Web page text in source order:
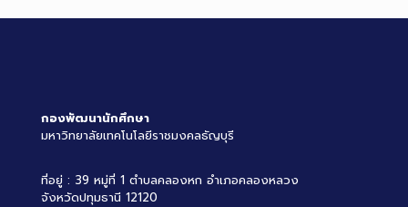
กองพัฒนานักศึกษา
มหาวิทยาลัยเทคโนโลยีราชมงคลธัญบุรี
ที่อยู่ : 39 หมู่ที่ 1 ตำบลคลองหก อำเภอคลองหลวง
จังหวัดปทุมธานี 12120